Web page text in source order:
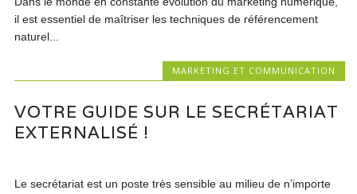
il est essentiel de maîtriser les techniques de référencement
naturel...
MARKETING ET COMMUNICATION
VOTRE GUIDE SUR LE SECRÉTARIAT
EXTERNALISÉ !
Le secrétariat est un poste très sensible au milieu de n’importe